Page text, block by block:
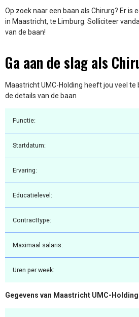
Op zoek naar een baan als Chirurg? Er is
in Maastricht, te Limburg. Solliciteer
van de baan!
Ga aan de slag als
Maastricht UMC-Holding heeft jou veel te
de details van de baan
Functie:
Startdatum:
Ervaring:
Educatielevel:
Contracttype:
Maximaal salaris:
Uren per week:
Gegevens van Maastricht UMC-Holding